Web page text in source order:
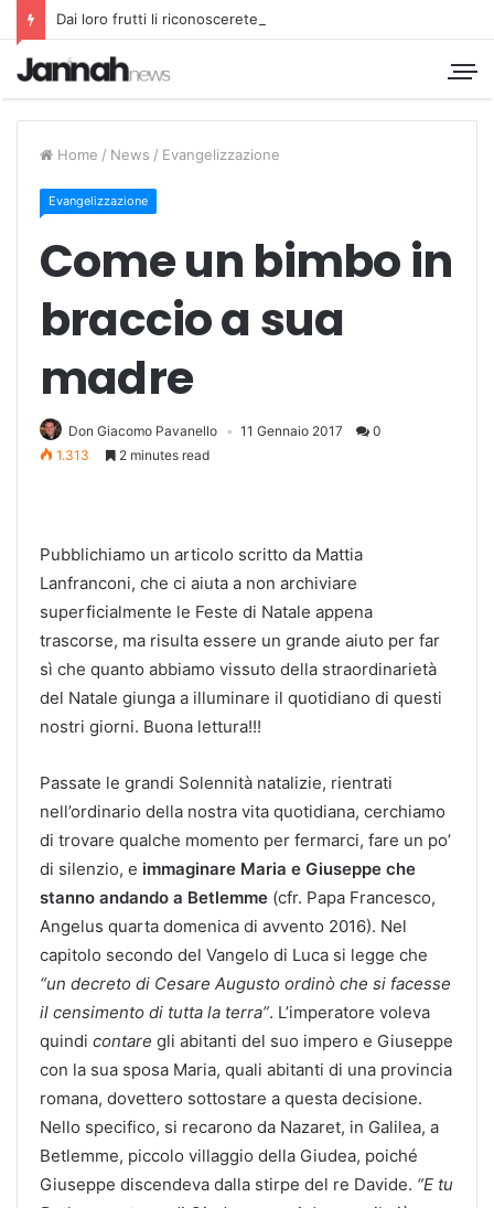
Dai loro frutti li riconoscerete
Home / News / Evangelizzazione
Evangelizzazione
Come un bimbo in
braccio a sua
madre
Don Giacomo Pavanello 11 Gennaio 2017
0
1.313
2 minutes read
Pubblichiamo un articolo scritto da Mattia
Lanfranconi, che ci aiuta a non archiviare
superficialmente le Feste di Natale appena
trascorse, ma risulta essere un grande aiuto per far
sì che quanto abbiamo vissuto della straordinarietà
del Natale giunga a illuminare il quotidiano di questi
nostri giorni. Buona lettura!!!
Passate le grandi Solennità natalizie, rientrati
nell’ordinario della nostra vita quotidiana, cerchiamo
di trovare qualche momento per fermarci, fare un po’
di silenzio, e immaginare Maria e Giuseppe che
stanno andando a Betlemme (cfr. Papa Francesco,
Angelus quarta domenica di avvento 2016). Nel
capitolo secondo del Vangelo di Luca si legge che
“un decreto di Cesare Augusto ordinò che si facesse
il censimento di tutta la terra”. L’imperatore voleva
quindi contare gli abitanti del suo impero e Giuseppe
con la sua sposa Maria, quali abitanti di una provincia
romana, dovettero sottostare a questa decisione.
Nello specifico, si recarono da Nazaret, in Galilea, a
Betlemme, piccolo villaggio della Giudea, poiché
Giuseppe discendeva dalla stirpe del re Davide. “E tu